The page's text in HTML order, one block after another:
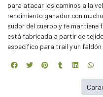
para atacar los caminos a la
rendimiento ganador con
sudor del cuerpo y te
está fabricada a partir de
específico para trail y un